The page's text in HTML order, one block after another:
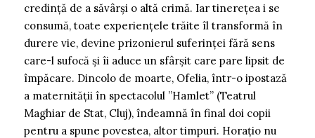
credință de a săvârși o altă crimă. Iar tinerețea i se
consumă, toate experiențele trăite îl transformă în
durere vie, devine prizonierul suferinței fără sens
care-l sufocă și îi aduce un sfârșit care pare lipsit de
împăcare. Dincolo de moarte, Ofelia, într-o ipostază
a maternității în spectacolul ”Hamlet” (Teatrul
Maghiar de Stat, Cluj), îndeamnă în final doi copii
pentru a spune povestea, altor timpuri. Horațio nu